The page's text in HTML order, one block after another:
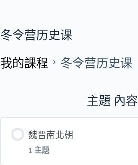
冬令营历史课
我的課程 冬令营历史课
主題 內容
魏晋南北朝
1 主題